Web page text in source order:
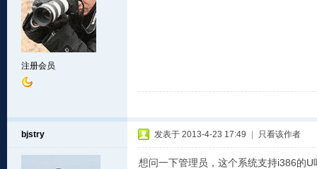
注册会员
bjstry 发表于 2013-4-23 17:49 只看该作者
想问一下管理员，这个系统支持i386的